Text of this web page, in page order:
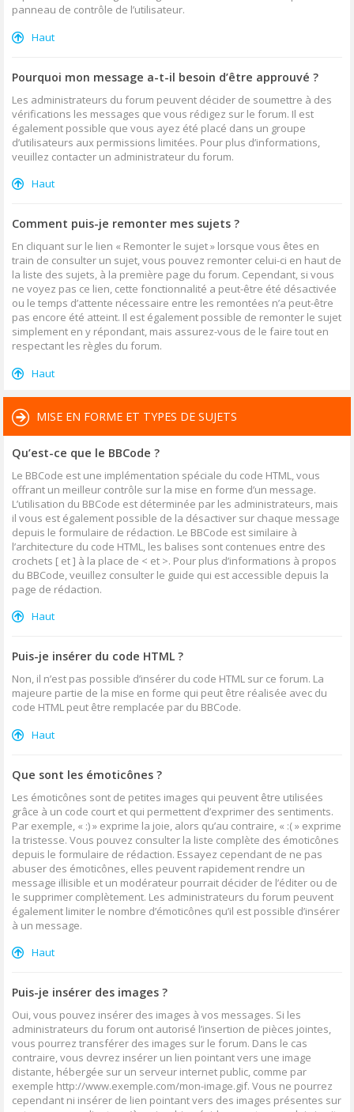
panneau de contrôle de l’utilisateur.
Haut
Pourquoi mon message a-t-il besoin d’être approuvé ?
Les administrateurs du forum peuvent décider de soumettre à des
vérifications les messages que vous rédigez sur le forum. Il est
également possible que vous ayez été placé dans un groupe
d’utilisateurs aux permissions limitées. Pour plus d’informations,
veuillez contacter un administrateur du forum.
Haut
Comment puis-je remonter mes sujets ?
En cliquant sur le lien « Remonter le sujet » lorsque vous êtes en
train de consulter un sujet, vous pouvez remonter celui-ci en haut de
la liste des sujets, à la première page du forum. Cependant, si vous
ne voyez pas ce lien, cette fonctionnalité a peut-être été désactivée
ou le temps d’attente nécessaire entre les remontées n’a peut-être
pas encore été atteint. Il est également possible de remonter le sujet
simplement en y répondant, mais assurez-vous de le faire tout en
respectant les règles du forum.
Haut
MISE EN FORME ET TYPES DE SUJETS
Qu’est-ce que le BBCode ?
Le BBCode est une implémentation spéciale du code HTML, vous
offrant un meilleur contrôle sur la mise en forme d’un message.
L’utilisation du BBCode est déterminée par les administrateurs, mais
il vous est également possible de la désactiver sur chaque message
depuis le formulaire de rédaction. Le BBCode est similaire à
l’architecture du code HTML, les balises sont contenues entre des
crochets [ et ] à la place de < et >. Pour plus d’informations à propos
du BBCode, veuillez consulter le guide qui est accessible depuis la
page de rédaction.
Haut
Puis-je insérer du code HTML ?
Non, il n’est pas possible d’insérer du code HTML sur ce forum. La
majeure partie de la mise en forme qui peut être réalisée avec du
code HTML peut être remplacée par du BBCode.
Haut
Que sont les émoticônes ?
Les émoticônes sont de petites images qui peuvent être utilisées
grâce à un code court et qui permettent d’exprimer des sentiments.
Par exemple, « :) » exprime la joie, alors qu’au contraire, « :( » exprime
la tristesse. Vous pouvez consulter la liste complète des émoticônes
depuis le formulaire de rédaction. Essayez cependant de ne pas
abuser des émoticônes, elles peuvent rapidement rendre un
message illisible et un modérateur pourrait décider de l’éditer ou de
le supprimer complètement. Les administrateurs du forum peuvent
également limiter le nombre d’émoticônes qu’il est possible d’insérer
à un message.
Haut
Puis-je insérer des images ?
Oui, vous pouvez insérer des images à vos messages. Si les
administrateurs du forum ont autorisé l’insertion de pièces jointes,
vous pourrez transférer des images sur le forum. Dans le cas
contraire, vous devrez insérer un lien pointant vers une image
distante, hébergée sur un serveur internet public, comme par
exemple http://www.exemple.com/mon-image.gif. Vous ne pourrez
cependant ni insérer de lien pointant vers des images présentes sur